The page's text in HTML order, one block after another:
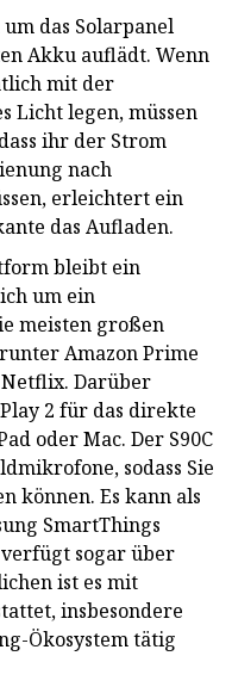
das Solarpanel
Akku auflädt. Wenn
mit der
Licht legen, müssen
ihr der Strom
nach
erleichtert ein
das Aufladen.
bleibt ein
um ein
meisten großen
Amazon Prime
Netflix. Darüber
2 für das direkte
oder Mac. Der S90C
sodass Sie
können. Es kann als
SmartThings
sogar über
ist es mit
insbesondere
Ökosystem tätig